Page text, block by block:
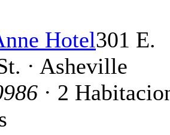
Hotel301 E.
· Asheville
· 2